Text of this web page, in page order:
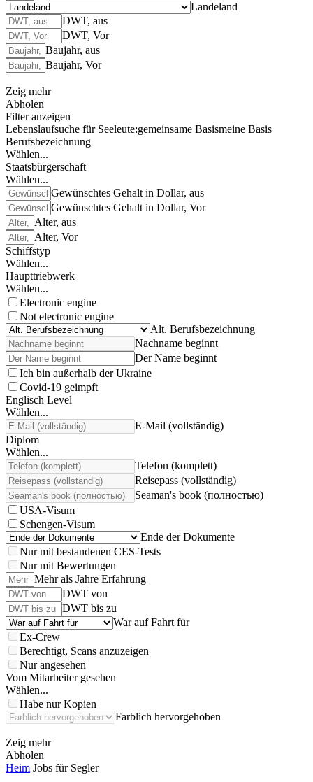
Landeland
DWT, aus
DWT, Vor
Baujahr, aus
Baujahr, Vor
Zeig mehr
Abholen
Filter anzeigen
Lebenslaufsuche für Seeleute:gemeinsame Basismeine Basis
Berufsbezeichnung
Wählen...
Staatsbürgerschaft
Wählen...
Gewünschtes Gehalt in Dollar, aus
Gewünschtes Gehalt in Dollar, Vor
Alter, aus
Alter, Vor
Schiffstyp
Wählen...
Haupttriebwerk
Wählen...
Electronic engine
Not electronic engine
Alt. Berufsbezeichnung
Nachname beginnt
Der Name beginnt
Ich bin außerhalb der Ukraine
Covid-19 geimpft
Englisch Level
Wählen...
E-Mail (vollständig)
Diplom
Wählen...
Telefon (komplett)
Reisepass (vollständig)
Seaman's book (полностью)
USA-Visum
Schengen-Visum
Ende der Dokumente
Nur mit bestandenen CES-Tests
Nur mit Bewertungen
Mehr als Jahre Erfahrung
DWT von
DWT bis zu
War auf Fahrt für
Ex-Crew
Berechtigt, Scans anzuzeigen
Nur angesehen
Vom Mitarbeiter gesehen
Wählen...
Habe nur Kopien
Farblich hervorgehoben
Zeig mehr
Abholen
Heim Jobs für Segler